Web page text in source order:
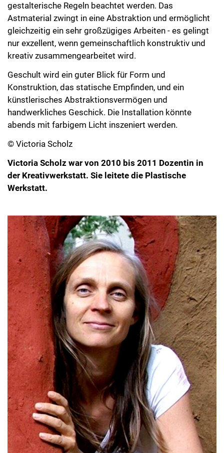
gestalterische Regeln beachtet werden. Das
Astmaterial zwingt in eine Abstraktion und ermöglicht
gleichzeitig ein sehr großzügiges Arbeiten - es gelingt
nur exzellent, wenn gemeinschaftlich konstruktiv und
kreativ zusammengearbeitet wird.
Geschult wird ein guter Blick für Form und
Konstruktion, das statische Empfinden, und ein
künstlerisches Abstraktionsvermögen und
handwerkliches Geschick. Die Installation könnte
abends mit farbigem Licht inszeniert werden.
© Victoria Scholz
Victoria Scholz war von 2010 bis 2011 Dozentin in
der Kreativwerkstatt. Sie leitete die Plastische
Werkstatt.